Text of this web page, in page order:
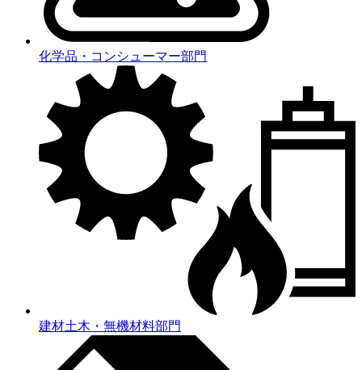
化学品・コンシューマー部門
建材土木・無機材料部門